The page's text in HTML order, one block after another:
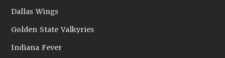
Dallas Wings
Golden State Valkyries
Indiana Fever